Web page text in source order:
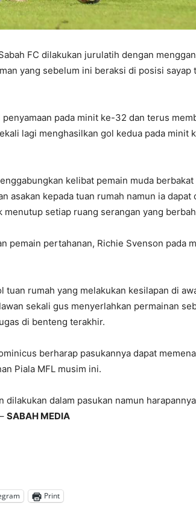
FC dilakukan jurulatih dengan
yang sebelum ini beraksi di posisi
pada minit ke-32 dan terus
lagi menghasilkan gol kedua pada minit
kelibat pemain muda
asakan kepada tuan rumah namun ia dapat
setiap ruang serangan yang
pemain pertahanan, Richie Svenson pada
tuan rumah yang melakukan kesilapan di
sekali gus menyerlahkan permainan
di benteng terakhir.
berharap pasukannya dapat
Piala MFL musim ini.
dilakukan dalam pasukan namun
SABAH MEDIA
Print